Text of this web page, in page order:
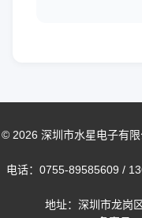
© 2026 深圳市水星电子有
电话：0755-89585609 /
地址：深圳市龙岗